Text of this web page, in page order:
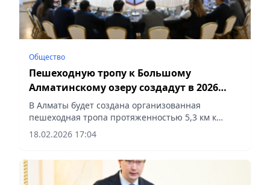
Общество
Пешеходную тропу к Большому
Алматинскому озеру создадут в 2026
году
В Алматы будет создана организованная
пешеходная тропа протяженностью 5,3 км к
Большому Алматинскому озеру. Об этом сообщил
руководитель управления экономики и финансов
18.02.2026 17:04